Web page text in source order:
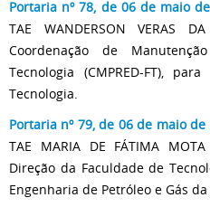
Portaria nº 78, de 06 de maio
TAE WANDERSON VERAS
Coordenação de
Tecnologia (CMPRED-FT),
Tecnologia.
Portaria nº 79, de 06 de maio de
TAE MARIA DE FÁTIMA
Direção da Faculdade de
Engenharia de Petróleo e Gás